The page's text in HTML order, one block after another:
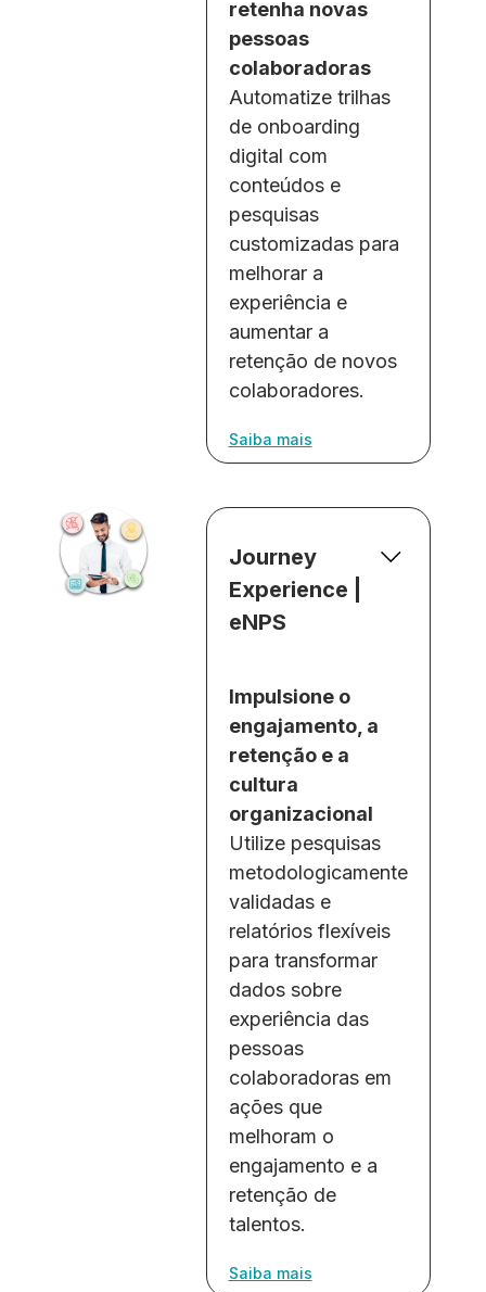
retenha novas
pessoas
colaboradoras
Automatize trilhas
de onboarding
digital com
conteúdos e
pesquisas
customizadas para
melhorar a
experiência e
aumentar a
retenção de novos
colaboradores.
Saiba mais
Journey
Experience |
eNPS
Impulsione o
engajamento, a
retenção e a
cultura
organizacional
Utilize pesquisas
metodologicamente
validadas e
relatórios flexíveis
para transformar
dados sobre
experiência das
pessoas
colaboradoras em
ações que
melhoram o
engajamento e a
retenção de
talentos.
Saiba mais